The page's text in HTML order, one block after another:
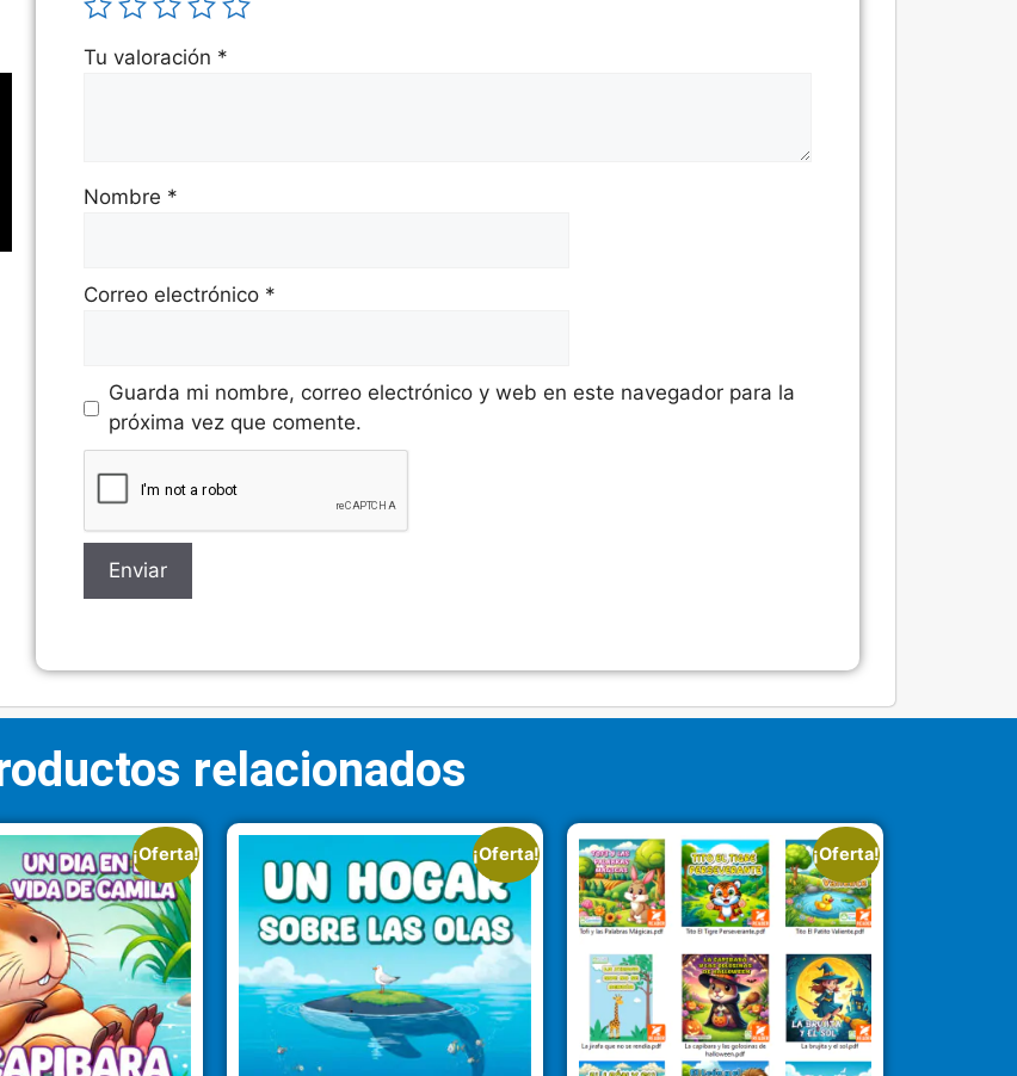
Tu valoración *
Nombre *
Correo electrónico *
Guarda mi nombre, correo electrónico y web en este navegador para la
próxima vez que comente.
relacionados
¡Oferta! ¡Oferta! ¡Oferta!